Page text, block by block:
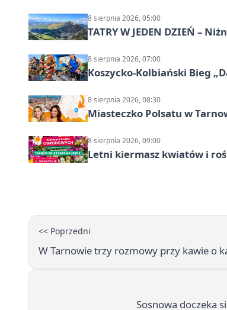
8 sierpnia 2026, 05:00
TATRY W JEDEN DZIEŃ –
8 sierpnia 2026, 07:00
Koszycko-Kolbiański Bieg
8 sierpnia 2026, 08:30
Miasteczko Polsatu w
8 sierpnia 2026, 09:00
Letni kiermasz kwiatów i
<< Poprzedni
W Tarnowie trzy rozmowy przy kawie o
Sosnowa doczeka